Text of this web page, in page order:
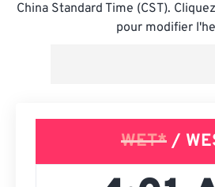
China Standard Time (CST).
pour modifier
WET* /